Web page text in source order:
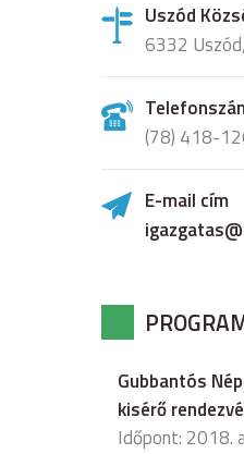
Uszód
6332
(78) 418-
E-mail cím
Gubbantós
kisérő
Időpont: 2018.